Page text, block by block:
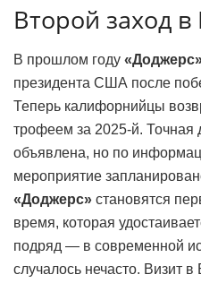
Второй заход
В прошлом году
президента США после
Теперь калифорнийцы
трофеем за 2025-й. Точная
объявлена, но по
мероприятие
«Доджерс» становятся
время, которая
подряд — в современной
случалось нечасто. Визит